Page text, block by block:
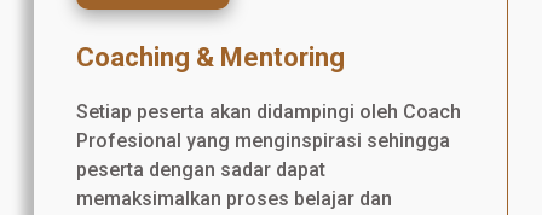
Coaching & Mentoring
Setiap peserta akan didampingi oleh Coach
Profesional yang menginspirasi sehingga
peserta dengan sadar dapat
memaksimalkan proses belajar dan